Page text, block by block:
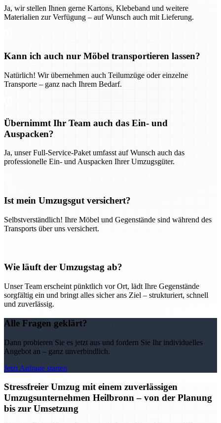
Ja, wir stellen Ihnen gerne Kartons, Klebeband und weitere
Materialien zur Verfügung – auf Wunsch auch mit Lieferung.
Kann ich auch nur Möbel transportieren lassen?
Natürlich! Wir übernehmen auch Teilumzüge oder einzelne
Transporte – ganz nach Ihrem Bedarf.
Übernimmt Ihr Team auch das Ein- und
Auspacken?
Ja, unser Full-Service-Paket umfasst auf Wunsch auch das
professionelle Ein- und Auspacken Ihrer Umzugsgüter.
Ist mein Umzugsgut versichert?
Selbstverständlich! Ihre Möbel und Gegenstände sind während des
Transports über uns versichert.
Wie läuft der Umzugstag ab?
Unser Team erscheint pünktlich vor Ort, lädt Ihre Gegenstände
sorgfältig ein und bringt alles sicher ans Ziel – strukturiert, schnell
und zuverlässig.
Alle Fragen geklärt?
Dann probieren Sie es jetzt aus und fordern Sie Ihr individuelles
Angebot an – ganz unverbindlich.
Jetzt Anfrage starten
Stressfreier Umzug mit einem zuverlässigen
Umzugsunternehmen Heilbronn – von der Planung
bis zur Umsetzung